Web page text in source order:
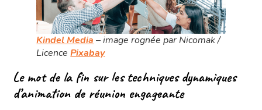
Kindel Media – image rognée par Nicomak /
LicencePixabay
Le mot de la fin sur les techniques dynamiques
d’animation de réunion engageante